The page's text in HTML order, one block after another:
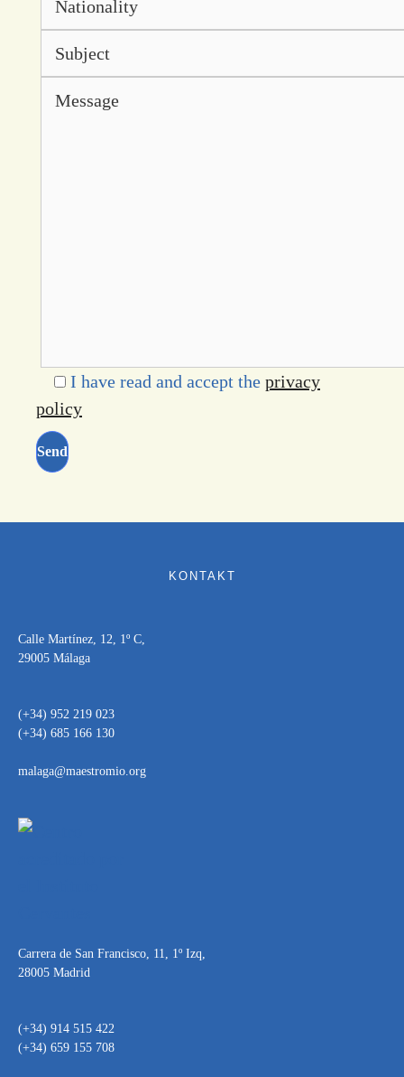
I have read and accept the privacy
policy
KONTAKT
Calle Martínez, 12, 1º C,
29005 Málaga
(+34) 952 219 023
(+34) 685 166 130
malaga@maestromio.org
Carrera de San Francisco, 11, 1º Izq,
28005 Madrid
(+34) 914 515 422
(+34) 659 155 708